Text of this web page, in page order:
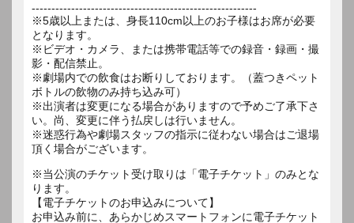
---------------------------------------------------------
※5歳以上または、身長110cm以上のお子様はお席が必要
となります。
※ビデオ・カメラ、または携帯電話等での録音・録画・撮
影・配信禁止。
※劇場内での飲食はお断りしております。（蓋つきペット
ボトルの飲物のみ持ち込み可）
※出演者は変更になる場合がありますので予めご了承下さ
い。尚、変更に伴う払戻しは行いません。
※迷惑行為や劇場スタッフの指示に従わない場合はご退場
頂く場合がございます。
※当公演のチケット受け取りは「電子チケット」のみとな
ります。
【電子チケットのお申込みについて】
お申込み前に、あらかじめスマートフォンに電子チケット